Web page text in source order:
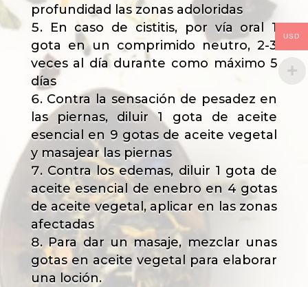
profundidad las zonas adoloridas
En caso de cistitis, por vía oral 1
gota en un comprimido neutro, 2-3
veces al día durante como máximo 5
días
Contra la sensación de pesadez en
las piernas, diluir 1 gota de aceite
esencial en 9 gotas de aceite vegetal
y masajear las piernas
Contra los edemas, diluir 1 gota de
aceite esencial de enebro en 4 gotas
de aceite vegetal, aplicar en las zonas
afectadas
Para dar un masaje, mezclar unas
gotas en aceite vegetal para elaborar
una loción.
USD